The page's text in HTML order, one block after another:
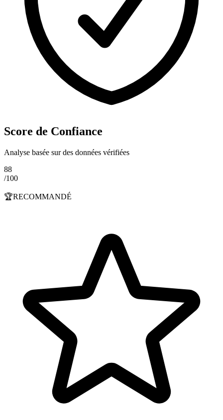
Score de Confiance
Analyse basée sur des données vérifiées
88
/100
🏆RECOMMANDÉ